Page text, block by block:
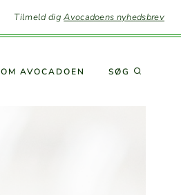
Tilmeld digAvocadoens nyhedsbrev
OM AVO­CA­DOEN SØG